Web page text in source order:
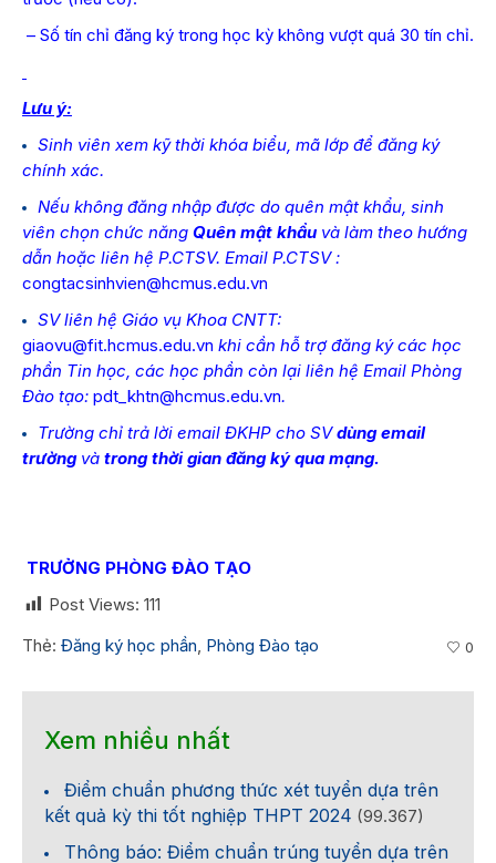
– Số tín chỉ đăng ký trong học kỳ không vượt quá 30 tín chỉ.
Lưu ý:
Sinh viên xem kỹ thời khóa biểu, mã lớp để đăng ký
chính xác.
Nếu không đăng nhập được do quên mật khẩu, sinh
viên chọn chức năng Quên mật khẩu và làm theo hướng
dẫn hoặc liên hệ P.CTSV. Email P.CTSV :
congtacsinhvien@hcmus.edu.vn
SV liên hệ Giáo vụ Khoa CNTT:
giaovu@fit.hcmus.edu.vn khi cần hỗ trợ đăng ký các học
phần Tin học, các học phần còn lại liên hệ Email Phòng
Đào tạo: pdt_khtn@hcmus.edu.vn.
Trường chỉ trả lời email ĐKHP cho SVdùng email
trườngvà trong thời gian đăng ký qua mạng.
TRƯỞNG PHÒNG ĐÀO TẠO
Post Views: 111
Thẻ: Đăng ký học phần, Phòng Đào tạo 0
Xem nhiều nhất
Điểm chuẩn phương thức xét tuyển dựa trên
kết quả kỳ thi tốt nghiệp THPT 2024 (99.367)
Thông báo: Điểm chuẩn trúng tuyển dựa trên